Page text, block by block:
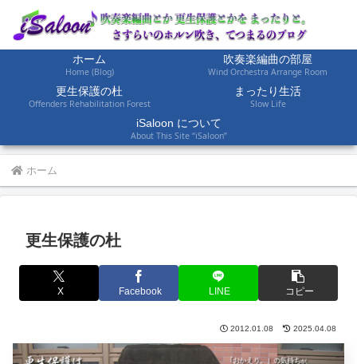
ホーム
Home (Blog)
吹奏楽編曲の部屋
Wind Orchestra Arrange Room
更生保護の杜
Offenders Rehabilitation Forest
まったり生活
Slow Life
iSaloon について
About This Site “iSaloon”
ホーム
更生保護の杜
X Facebook LINE コピー
2012.01.08 2025.04.08